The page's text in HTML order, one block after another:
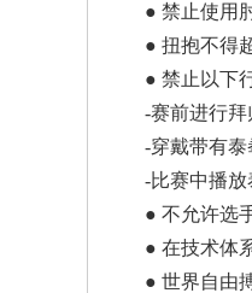
● 禁止使用
● 扭抱不得
● 禁止以下
-赛前进行
-穿戴带有泰
-比赛中播
● 不允许选
● 在技术体
● 世界自由